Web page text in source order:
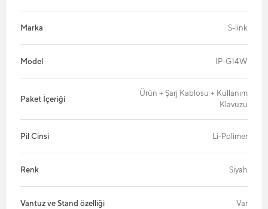
Marka S-link
Model IP-G14W
Paket İçeriği
Ürün + Şarj Kablosu + Kullanım
Klavuzu
Pil Cinsi Li-Polimer
Renk Siyah
Vantuz ve Stand özelliği Var